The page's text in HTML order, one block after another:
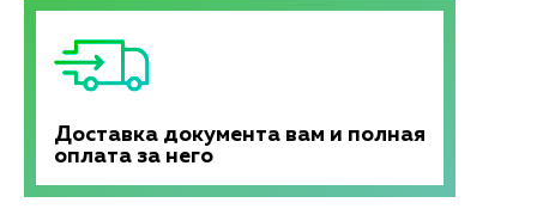
Доставка документа вам и полная
оплата за него